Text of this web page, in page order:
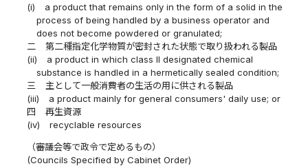
(i)
a product that remains only in the form of a solid in the
process of being handled by a business operator and
does not become powdered or granulated;
二
第二種指定化学物質が密封された状態で取り扱われる製品
(ii)
a product in which class II designated chemical
substance is handled in a hermetically sealed condition;
三
主として一般消費者の生活の用に供される製品
(iii)
a product mainly for general consumers' daily use; or
四
再生資源
(iv)
recyclable resources
（審議会等で政令で定めるもの）
(Councils Specified by Cabinet Order)